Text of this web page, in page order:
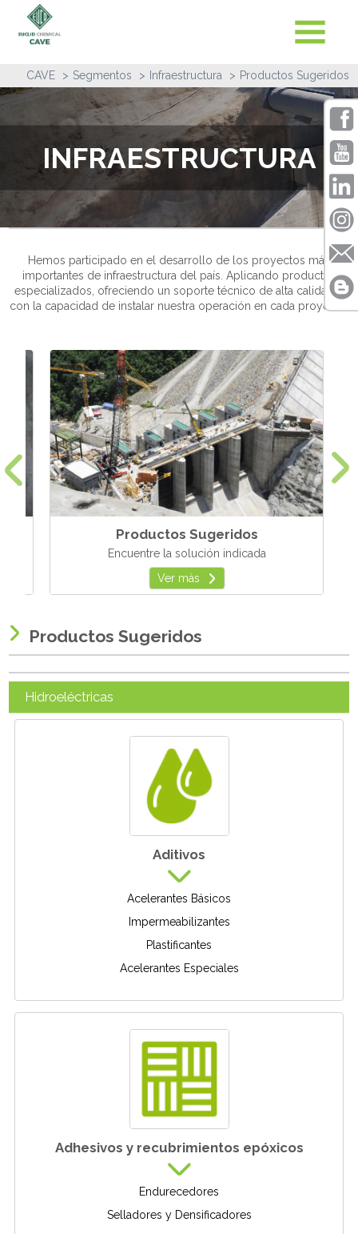
CAVE Segmentos Infraestructura Productos Sugeridos
INFRAESTRUCTURA
Hemos participado en el desarrollo de los proyectos más
importantes de infraestructura del país. Aplicando productos
especializados, ofreciendo un soporte técnico de alta calidad y
con la capacidad de instalar nuestra operación en cada proyecto.
Productos Sugeridos
Encuentre la solución indicada
Ver más
Productos Sugeridos
Hidroeléctricas
Aditivos
Acelerantes Básicos
Impermeabilizantes
Plastificantes
Acelerantes Especiales
Adhesivos y recubrimientos epóxicos
Endurecedores
Selladores y Densificadores